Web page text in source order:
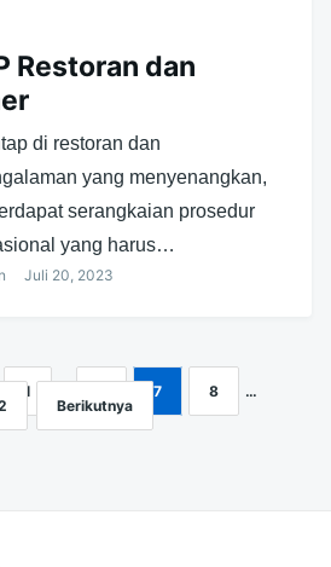
Restoran dan
di restoran dan
yang menyenangkan,
serangkaian prosedur
yang harus…
Juli 20, 2023
1 7 8
…
Berikutnya